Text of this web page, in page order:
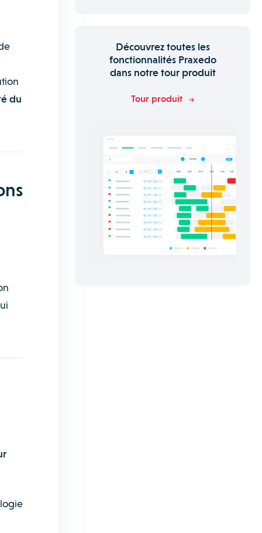
du
Découvrez toutes les
fonctionnalités Praxedo
dans notre tour produit
Tour produit